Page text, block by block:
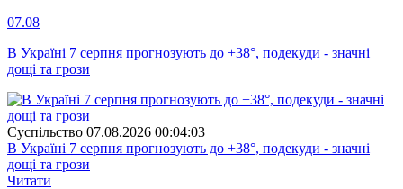
07.08
В Україні 7 серпня прогнозують до +38°, подекуди - значні
дощі та грози
Суспiльство 07.08.2026 00:04:03
В Україні 7 серпня прогнозують до +38°, подекуди - значні
дощі та грози
Читати